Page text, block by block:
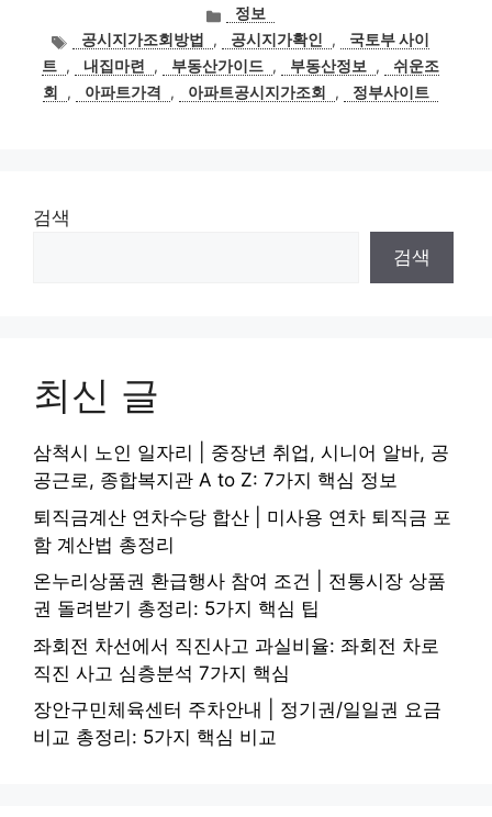
카
테
고
리
정보
태
그
공시지가조회방법 , 공시지가확인 ,
국토부 사이
트 , 내집마련 , 부동산가이드 , 부동산정보 ,
쉬운조
회
, 아파트가격 , 아파트공시지가조회 , 정부사이트
검색
검색
최신 글
삼척시 노인 일자리 | 중장년 취업, 시니어 알바, 공
공근로, 종합복지관 A to Z: 7가지 핵심 정보
퇴직금계산 연차수당 합산 | 미사용 연차 퇴직금 포
함 계산법 총정리
온누리상품권 환급행사 참여 조건 | 전통시장 상품
권 돌려받기 총정리: 5가지 핵심 팁
좌회전 차선에서 직진사고 과실비율: 좌회전 차로
직진 사고 심층분석 7가지 핵심
장안구민체육센터 주차안내 | 정기권/일일권 요금
비교 총정리: 5가지 핵심 비교